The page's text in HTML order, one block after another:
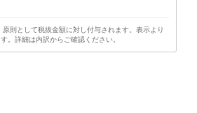
則として税抜金額に対し付与されます。表示より
。詳細は内訳からご確認ください。